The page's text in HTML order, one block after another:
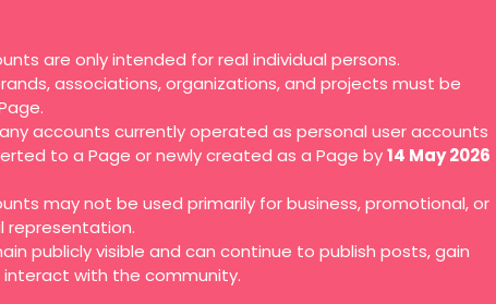
are only intended for real individual persons.
associations, organizations, and projects must be
accounts currently operated as personal user accounts
to a Page or newly created as a Page by14 May 2026
may not be used primarily for business, promotional, or
representation.
publicly visible and can continue to publish posts, gain
interact with the community.